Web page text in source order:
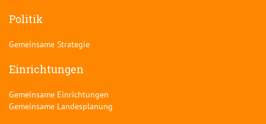
Politik
Gemeinsame Strategie
Einrichtungen
Gemeinsame Einrichtungen
Gemeinsame Landesplanung